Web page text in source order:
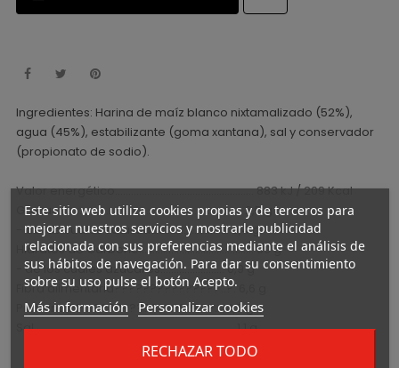
Ingredientes: Harina de maíz blanco nixtamalizado (52%),
agua (45%), estabilizante (goma xantana), sal y conservador
(propionato de sodio).
Valor energético.................................................... 883 kJ / 209 Kcal
Grasas..................................................................... 2,5 g
- de las cuales saturadas........................ 0,4 g
Hidratos de Carbono........................................... 39 g
- de los cuales azúcares........................ 0,9 g
Fibra alimentaria???????????????..?. 6,6 g
Proteína ??....?????????????????... 4,5 g
Sal........................................................................... 1,1 g
Este sitio web utiliza cookies propias y de terceros para
mejorar nuestros servicios y mostrarle publicidad
relacionada con sus preferencias mediante el análisis de
sus hábitos de navegación. Para dar su consentimiento
sobre su uso pulse el botón Acepto.
Más información Personalizar cookies
RECHAZAR TODO